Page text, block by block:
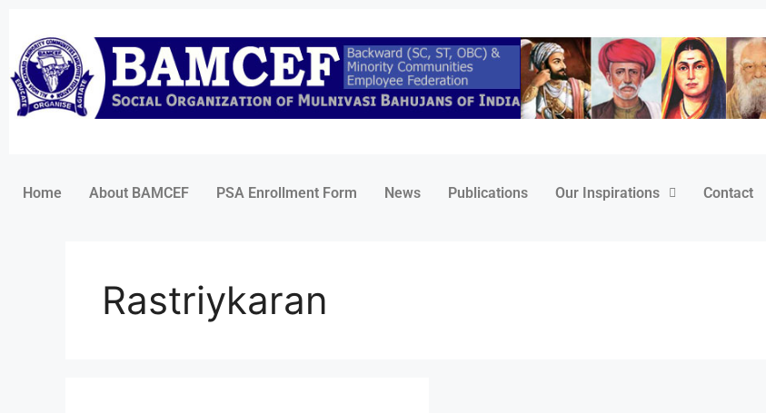
Home About BAMCEF PSA Enrollment Form News Publications Our Inspirations Contact
Rastriykaran